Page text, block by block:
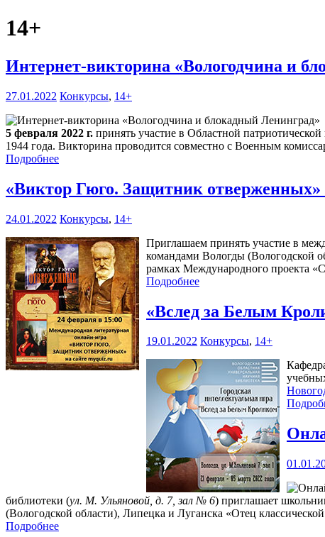
14+
Интернет-викторина «Вологодчина и
27.01.2022 Конкурсы, 14+
5 февраля 2022 г. принять участие в Областной
1944 года. Викторина проводится совместно с Военным
Подробнее
«Виктор Гюго. Защитник отверженных»
24.01.2022 Конкурсы, 14+
Приглашаем принять участие в
командами Вологды (Вологодской
рамках Международного проекта
Подробнее
«Вслед за Белым
19.01.2022 Конкурсы, 14+
библиотеки (ул. М. Ульяновой, д. 7, зал № 6) приглашает
(Вологодской области), Липецка и Луганска «Отец
Подробнее